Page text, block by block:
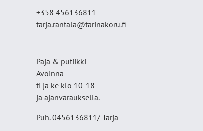
+358 456136811
tarja.rantala@tarinakoru.fi
Paja & putiikki
Avoinna
ti ja ke klo 10-18
ja ajanvarauksella.
Puh. 0456136811/ Tarja